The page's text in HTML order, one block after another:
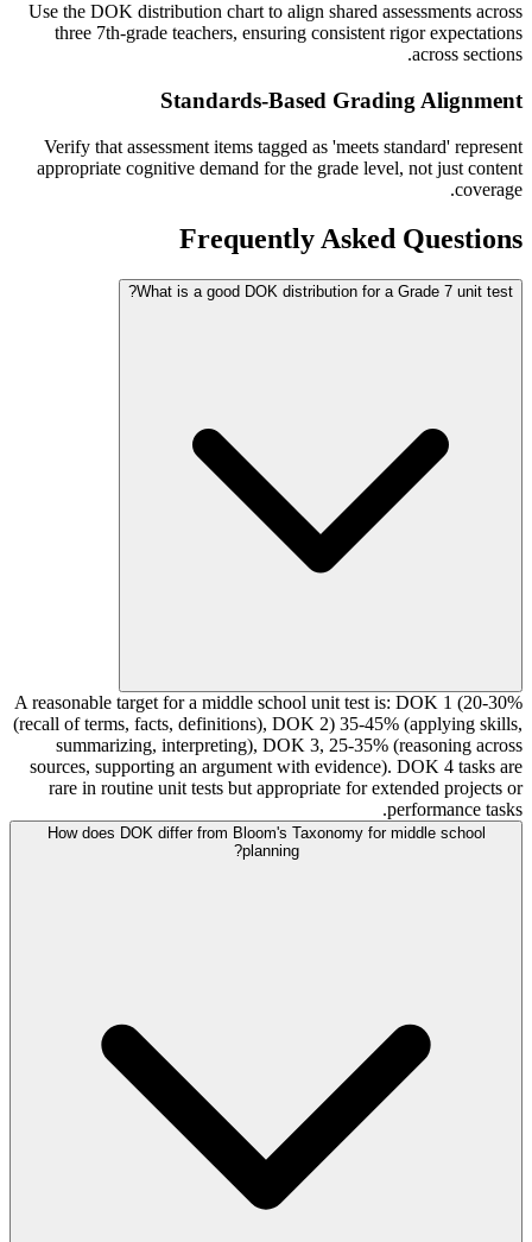
Use the DOK distribution chart to align shared assessments across
three 7th-grade teachers, ensuring consistent rigor expectations
across sections.
Standards-Based Grading Alignment
Verify that assessment items tagged as 'meets standard' represent
appropriate cognitive demand for the grade level, not just content
coverage.
Frequently Asked Questions
What is a good DOK distribution for a Grade 7 unit test?
A reasonable target for a middle school unit test is: DOK 1 (20-30%
(recall of terms, facts, definitions), DOK 2) 35-45% (applying skills,
summarizing, interpreting), DOK 3, 25-35% (reasoning across
sources, supporting an argument with evidence). DOK 4 tasks are
rare in routine unit tests but appropriate for extended projects or
performance tasks.
How does DOK differ from Bloom's Taxonomy for middle school
planning?